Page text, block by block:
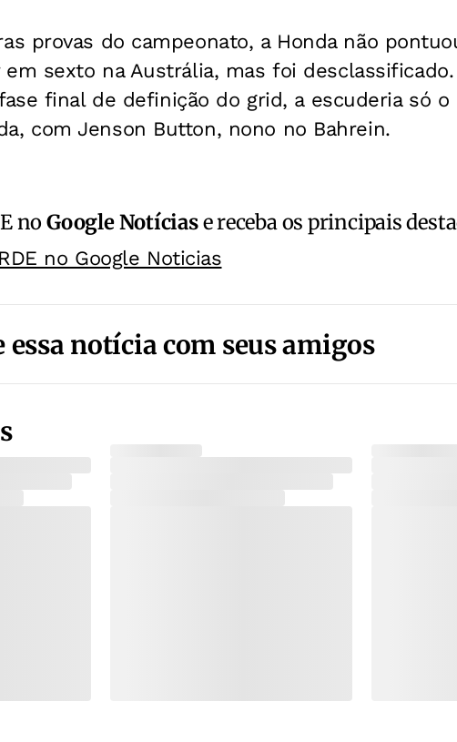
provas do campeonato, a Honda não
em sexto na Austrália, mas foi
final de definição do grid, a escuderia só o
com Jenson Button, nono no Bahrein.
noGoogle Notíciase receba os principais
no Google Noticias
notícia com seus amigos